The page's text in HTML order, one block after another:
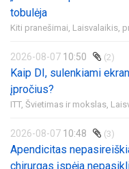
tobulėja
Kiti pranešimai, Laisvalaikis,
2026-08-07 10:50 (2)
Kaip DI, sulenkiami
įpročius?
ITT, Švietimas ir mokslas,
2026-08-07 10:48 (3)
Apendicitas
chirurgas įspėja